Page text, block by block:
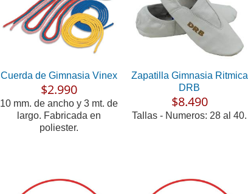
Cuerda de Gimnasia Vinex
$2.990
10 mm. de ancho y 3 mt. de
largo. Fabricada en
poliester.
Zapatilla Gimnasia Ritmica
DRB
$8.490
Tallas - Numeros: 28 al 40.